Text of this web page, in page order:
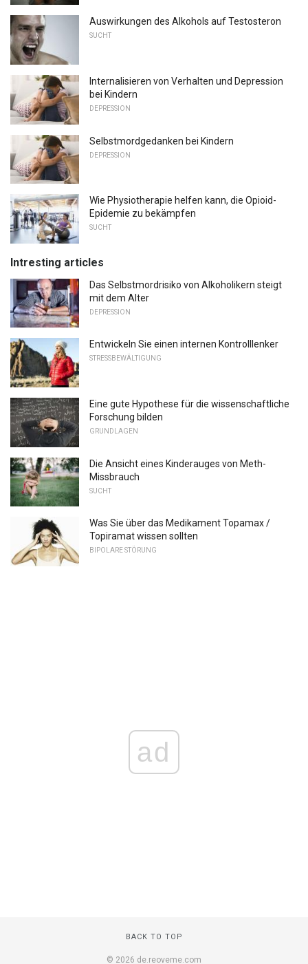
Auswirkungen des Alkohols auf Testosteron
SUCHT
Internalisieren von Verhalten und Depression
bei Kindern
DEPRESSION
Selbstmordgedanken bei Kindern
DEPRESSION
Wie Physiotherapie helfen kann, die Opioid-
Epidemie zu bekämpfen
SUCHT
Intresting articles
Das Selbstmordrisiko von Alkoholikern steigt
mit dem Alter
DEPRESSION
Entwickeln Sie einen internen Kontrolllenker
STRESSBEWÄLTIGUNG
Eine gute Hypothese für die wissenschaftliche
Forschung bilden
GRUNDLAGEN
Die Ansicht eines Kinderauges von Meth-
Missbrauch
SUCHT
Was Sie über das Medikament Topamax /
Topiramat wissen sollten
BIPOLARE STÖRUNG
ad
BACK TO TOP
© 2026 de.reoveme.com